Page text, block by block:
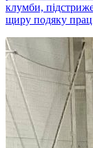
клумби,
щиру подяку